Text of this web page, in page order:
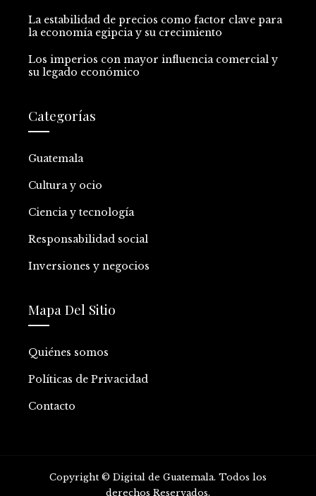
La estabilidad de precios como factor clave para
la economía egipcia y su crecimiento
Los imperios con mayor influencia comercial y
su legado económico
Categorías
Guatemala
Cultura y ocio
Ciencia y tecnología
Responsabilidad social
Inversiones y negocios
Mapa Del Sitio
Quiénes somos
Políticas de Privacidad
Contacto
Copyright © Digital de Guatemala. Todos los
derechos Reservados.